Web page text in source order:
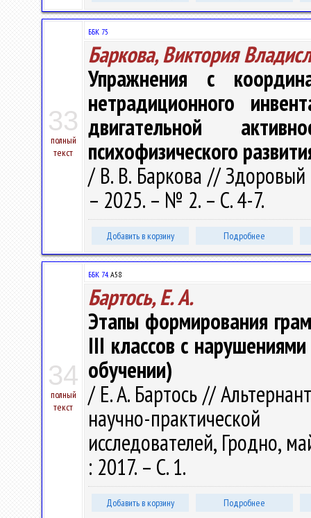
33
полный
текст
ББК 75
Баркова, Виктория
Упражнения с
нетрадиционного
двигательной
психофизического
/ В. В. Баркова // Здоровый
– 2025. – № 2. – С. 4-7.
Добавить в корзину Подробнее
34
полный
текст
ББК 74.А58
Бартось, Е. А.
Этапы формирования
III классов с
обучении)
/ Е. А. Бартось //
научно-
исследователей, Гродно,
: 2017. – С. 1.
Добавить в корзину Подробнее